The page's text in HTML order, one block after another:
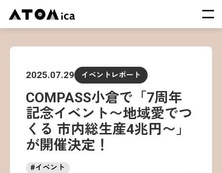
会社概要
サービス
運営施設一覧
ニュース
イベント
採用情報
2025.07.29 イベントレポート
COMPASS小倉で「7周年
記念イベント〜地域愛でつ
くる 市内総生産4兆円〜」
が開催決定！
#イベント